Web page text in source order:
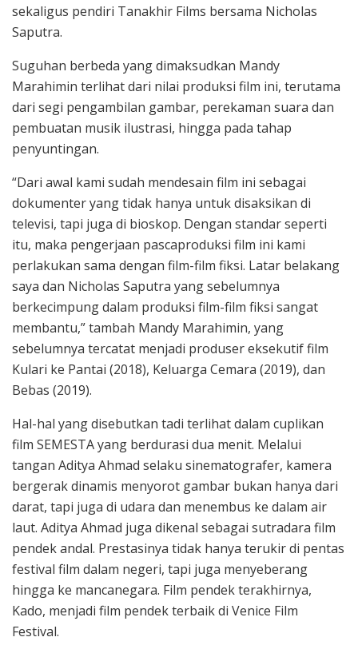
sekaligus pendiri Tanakhir Films bersama Nicholas
Saputra.
Suguhan berbeda yang dimaksudkan Mandy
Marahimin terlihat dari nilai produksi film ini, terutama
dari segi pengambilan gambar, perekaman suara dan
pembuatan musik ilustrasi, hingga pada tahap
penyuntingan.
“Dari awal kami sudah mendesain film ini sebagai
dokumenter yang tidak hanya untuk disaksikan di
televisi, tapi juga di bioskop. Dengan standar seperti
itu, maka pengerjaan pascaproduksi film ini kami
perlakukan sama dengan film-film fiksi. Latar belakang
saya dan Nicholas Saputra yang sebelumnya
berkecimpung dalam produksi film-film fiksi sangat
membantu,” tambah Mandy Marahimin, yang
sebelumnya tercatat menjadi produser eksekutif film
Kulari ke Pantai (2018), Keluarga Cemara (2019), dan
Bebas (2019).
Hal-hal yang disebutkan tadi terlihat dalam cuplikan
film SEMESTA yang berdurasi dua menit. Melalui
tangan Aditya Ahmad selaku sinematografer, kamera
bergerak dinamis menyorot gambar bukan hanya dari
darat, tapi juga di udara dan menembus ke dalam air
laut. Aditya Ahmad juga dikenal sebagai sutradara film
pendek andal. Prestasinya tidak hanya terukir di pentas
festival film dalam negeri, tapi juga menyeberang
hingga ke mancanegara. Film pendek terakhirnya,
Kado, menjadi film pendek terbaik di Venice Film
Festival.